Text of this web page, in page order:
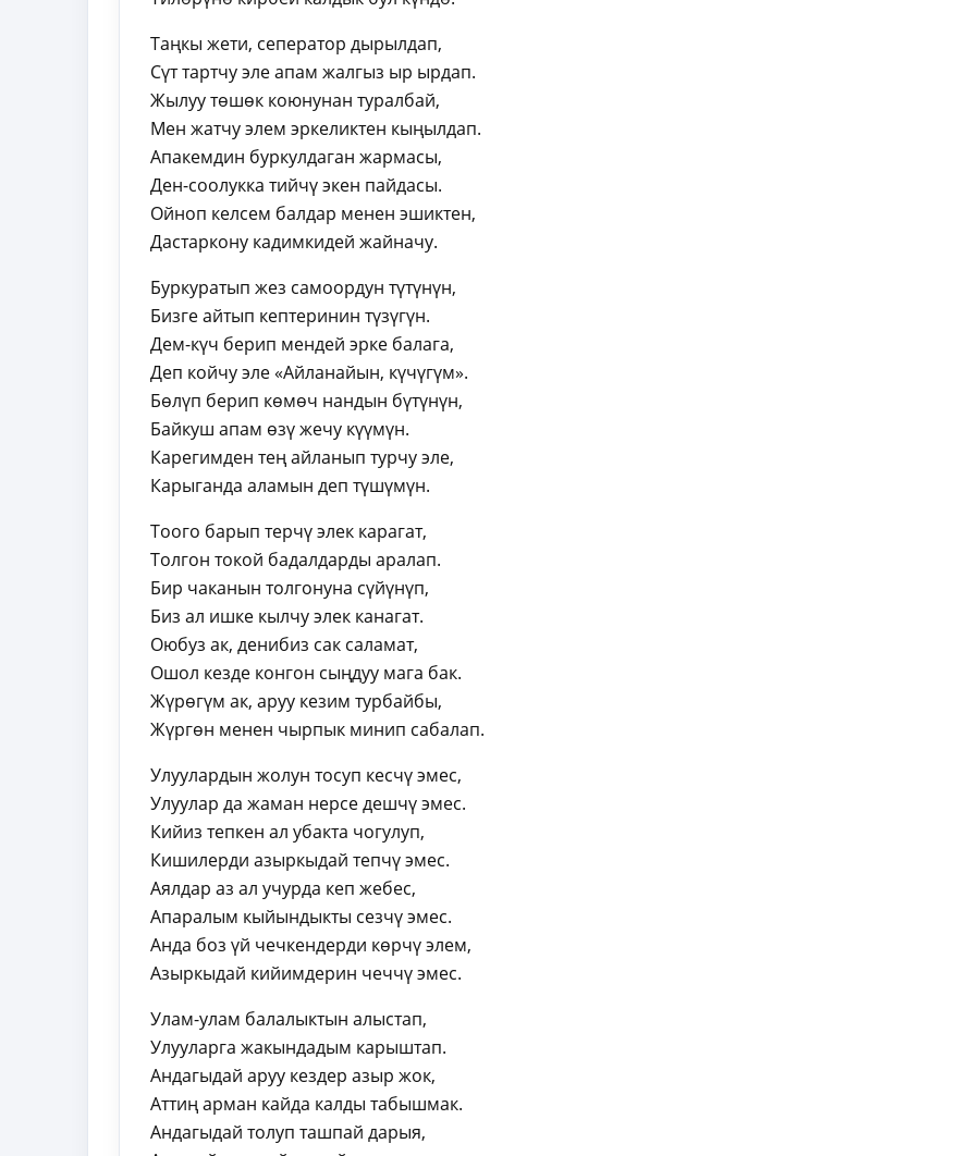
Таңкы жети, сеператор дырылдап,
Сүт тартчу эле апам жалгыз ыр ырдап.
Жылуу төшөк коюнунан туралбай,
Мен жатчу элем эркеликтен кыңылдап.
Апакемдин буркулдаган жармасы,
Ден-соолукка тийчү экен пайдасы.
Ойноп келсем балдар менен эшиктен,
Дастаркону кадимкидей жайначу.
Буркуратып жез самоордун түтүнүн,
Бизге айтып кептеринин түзүгүн.
Дем-күч берип мендей эрке балага,
Деп койчу эле «Айланайын, күчүгүм».
Бөлүп берип көмөч нандын бүтүнүн,
Байкуш апам өзү жечу күүмүн.
Карегимден тең айланып турчу эле,
Карыганда аламын деп түшүмүн.
Тоого барып терчү элек карагат,
Толгон токой бадалдарды аралап.
Бир чаканын толгонуна сүйүнүп,
Биз ал ишке кылчу элек канагат.
Оюбуз ак, денибиз сак саламат,
Ошол кезде конгон сыңдуу мага бак.
Жүрөгүм ак, аруу кезим турбайбы,
Жүргөн менен чырпык минип сабалап.
Улуулардын жолун тосуп кесчү эмес,
Улуулар да жаман нерсе дешчү эмес.
Кийиз тепкен ал убакта чогулуп,
Кишилерди азыркыдай тепчү эмес.
Аялдар аз ал учурда кеп жебес,
Апаралым кыйындыкты сезчү эмес.
Анда боз үй чечкендерди көрчү элем,
Азыркыдай кийимдерин чеччү эмес.
Улам-улам балалыктын алыстап,
Улууларга жакындадым карыштап.
Андагыдай аруу кездер азыр жок,
Аттиң арман кайда калды табышмак.
Андагыдай толуп ташпай дарыя,